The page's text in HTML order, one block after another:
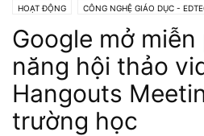
HOẠT ĐỘNG CÔNG NGHỆ GIÁO DỤC -
Google mở
năng hội thảo
Hangouts
trường học